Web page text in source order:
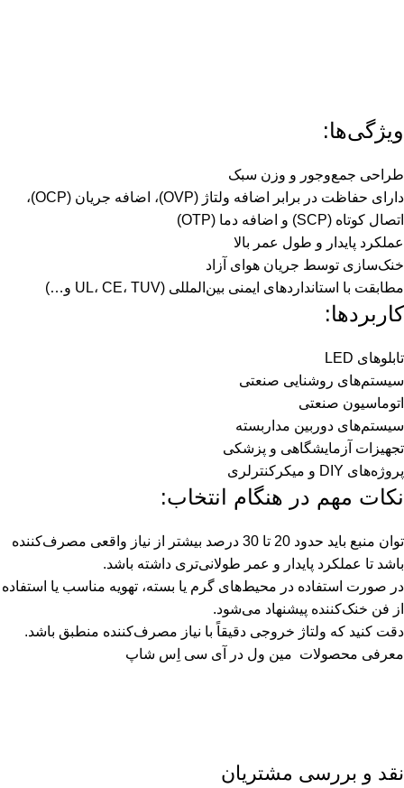
ویژگی‌ها:
طراحی جمع‌وجور و وزن سبک
دارای حفاظت در برابر اضافه ولتاژ (OVP)، اضافه جریان (OCP)،
اتصال کوتاه (SCP) و اضافه دما (OTP)
عملکرد پایدار و طول عمر بالا
خنک‌سازی توسط جریان هوای آزاد
مطابقت با استانداردهای ایمنی بین‌المللی (UL، CE، TUV و…)
کاربردها:
تابلوهای LED
سیستم‌های روشنایی صنعتی
اتوماسیون صنعتی
سیستم‌های دوربین مداربسته
تجهیزات آزمایشگاهی و پزشکی
پروژه‌های DIY و میکرکنترلری
نکات مهم در هنگام انتخاب:
توان منبع باید حدود 20 تا 30 درصد بیشتر از نیاز واقعی مصرف‌کننده
باشد تا عملکرد پایدار و عمر طولانی‌تری داشته باشد.
در صورت استفاده در محیط‌های گرم یا بسته، تهویه مناسب یا استفاده
از فن خنک‌کننده پیشنهاد می‌شود.
دقت کنید که ولتاژ خروجی دقیقاً با نیاز مصرف‌کننده منطبق باشد.
معرفی محصولات مین ول در آی سی اِس شاپ
نقد و بررسی مشتریان